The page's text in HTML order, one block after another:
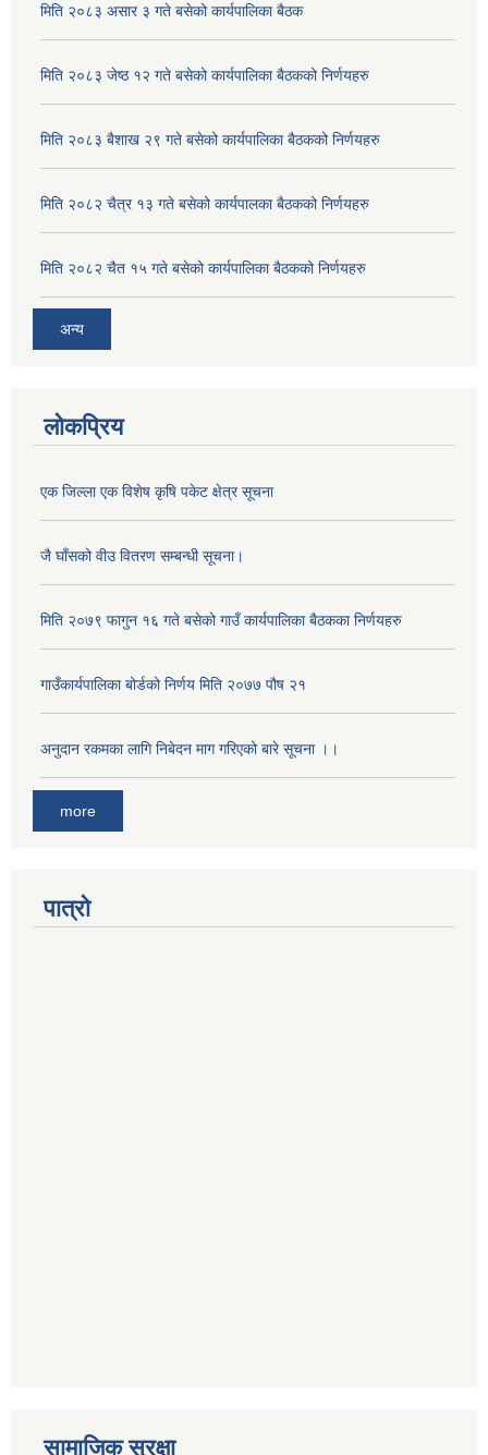
मिति २०८३ असार ३ गते बसेको कार्यपालिका बैठक
मिति २०८३ जेष्ठ १२ गते बसेको कार्यपालिका बैठकको निर्णयहरु
मिति २०८३ बैशाख २९ गते बसेको कार्यपालिका बैठकको निर्णयहरु
मिति २०८२ चैत्र १३ गते बसेको कार्यपालका बैठकको निर्णयहरु
मिति २०८२ चैत १५ गते बसेको कार्यपालिका बैठकको निर्णयहरु
अन्य
लोकप्रिय
एक जिल्ला एक विशेष कृषि पकेट क्षेत्र सूचना
जै घाँसको वीउ वितरण सम्बन्धी सूचना।
मिति २०७९ फागुन १६ गते बसेको गाउँ कार्यपालिका बैठकका निर्णयहरु
गाउँकार्यपालिका बोर्डको निर्णय मिति २०७७ पौष २१
अनुदान रकमका लागि निबेदन माग गरिएको बारे सूचना ।।
more
पात्रो
सामाजिक सुरक्षा